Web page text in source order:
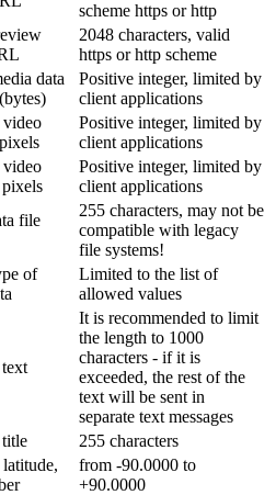
scheme https or http
2048 characters, valid
https or http scheme
data
Positive integer, limited by
client applications
video
Positive integer, limited by
client applications
video
Positive integer, limited by
client applications
file
255 characters, may not be
compatible with legacy
file systems!
of
Limited to the list of
allowed values
It is recommended to limit
the length to 1000
characters - if it is
exceeded, the rest of the
text will be sent in
separate text messages
title
255 characters
from -90.0000 to
+90.0000